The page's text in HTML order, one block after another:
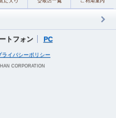
トフォン PC
ライバシーポリシー
CORPORATION